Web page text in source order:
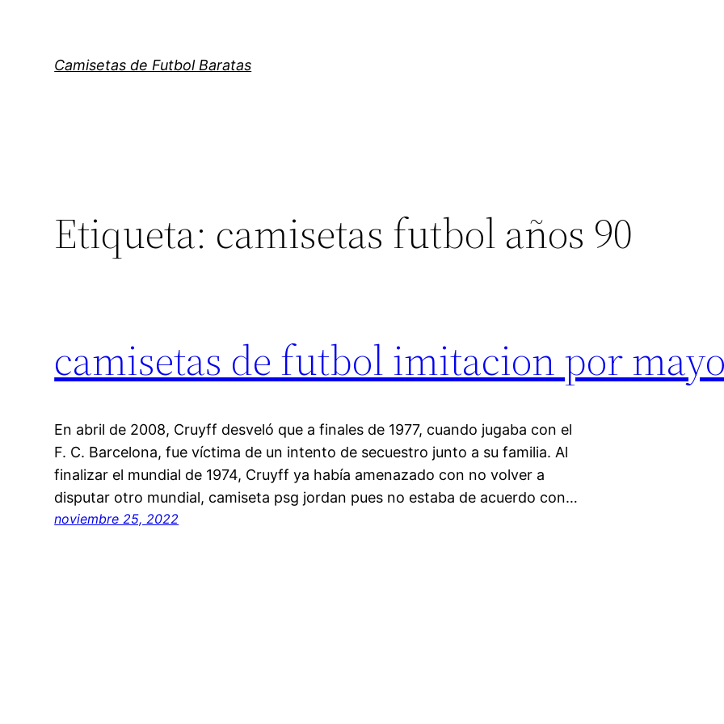
contenido
Camisetas de Futbol Baratas
Etiqueta: camisetas futbol años 90
camisetas de futbol imitacion por
En abril de 2008, Cruyff desveló que a finales de 1977, cuando jugaba con el
F. C. Barcelona, fue víctima de un intento de secuestro junto a su familia. Al
finalizar el mundial de 1974, Cruyff ya había amenazado con no volver a
disputar otro mundial, camiseta psg jordan pues no estaba de acuerdo con…
noviembre 25, 2022